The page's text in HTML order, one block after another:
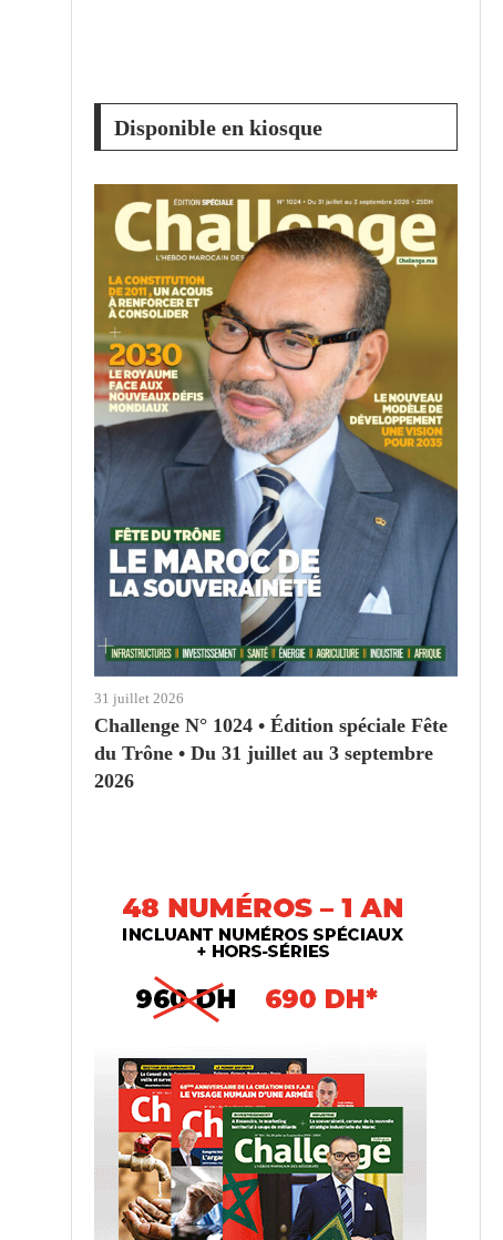
Disponible en kiosque
31 juillet 2026
Challenge N° 1024 • Édition spéciale Fête
du Trône • Du 31 juillet au 3 septembre
2026